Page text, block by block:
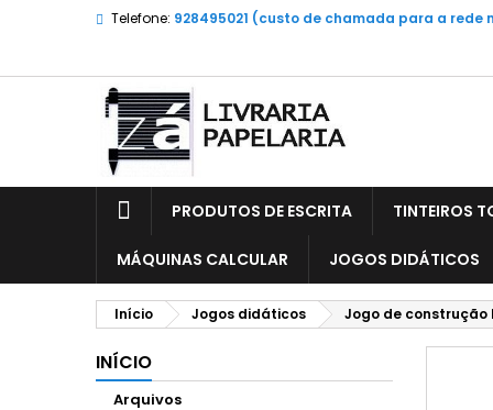
Telefone: 928495021 (custo de chamada para a rede
PRODUTOS DE ESCRITA TINTEIROS
MÁQUINAS CALCULAR JOGOS DIDÁTICOS
Início Jogos didáticos Jogo de construção
INÍCIO
Arquivos